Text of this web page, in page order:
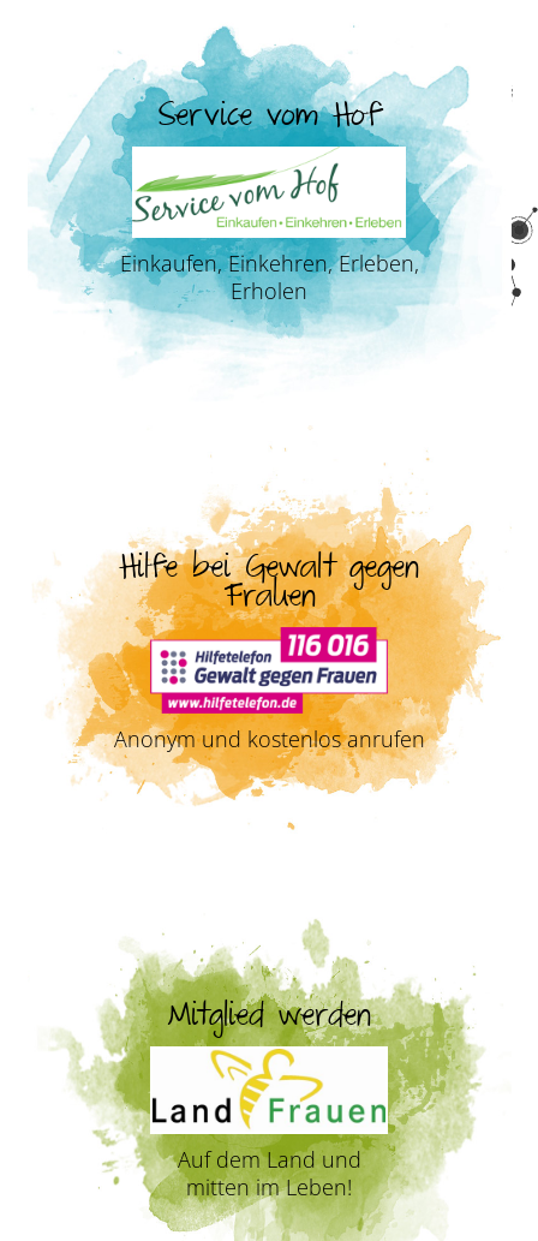
Service vom Hof
Einkaufen, Einkehren, Erleben,
Erholen
Hilfe bei Gewalt gegen
Frauen
Anonym und kostenlos anrufen
Mitglied werden
Auf dem Land und
mitten im Leben!